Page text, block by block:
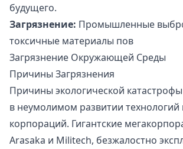
будущего.
Загрязнение: Промышленные
токсичные материалы пов
Загрязнение Окружающей Среды
Причины Загрязнения
Причины экологической
в неумолимом развитии технологий
корпораций. Гигантские
Arasaka и Militech, безжалостно